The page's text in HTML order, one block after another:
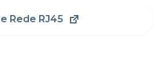
Rede RJ45